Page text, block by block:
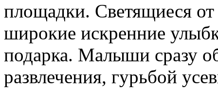
площадки. Светящиеся от
широкие искренние
подарка. Малыши сразу
развлечения, гурьбой